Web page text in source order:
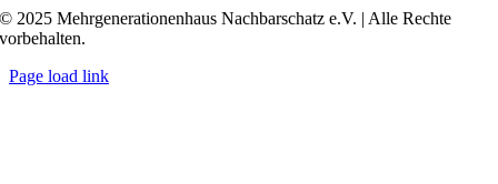
© 2025 Mehrgenerationenhaus Nachbarschatz e.V. | Alle Rechte
vorbehalten.
Page load link